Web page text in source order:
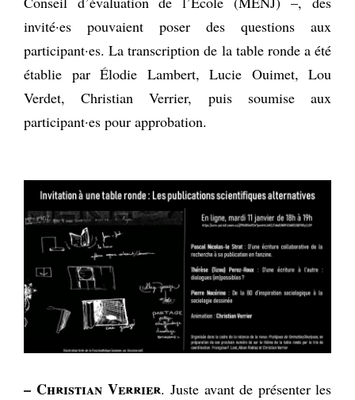
invité·es pouvaient poser des questions aux
participant·es. La transcription de la table ronde a été
établie par Élodie Lambert, Lucie Ouimet, Lou
Verdet, Christian Verrier, puis soumise aux
participant·es pour approbation.
– Christian Verrier. Juste avant de présenter les